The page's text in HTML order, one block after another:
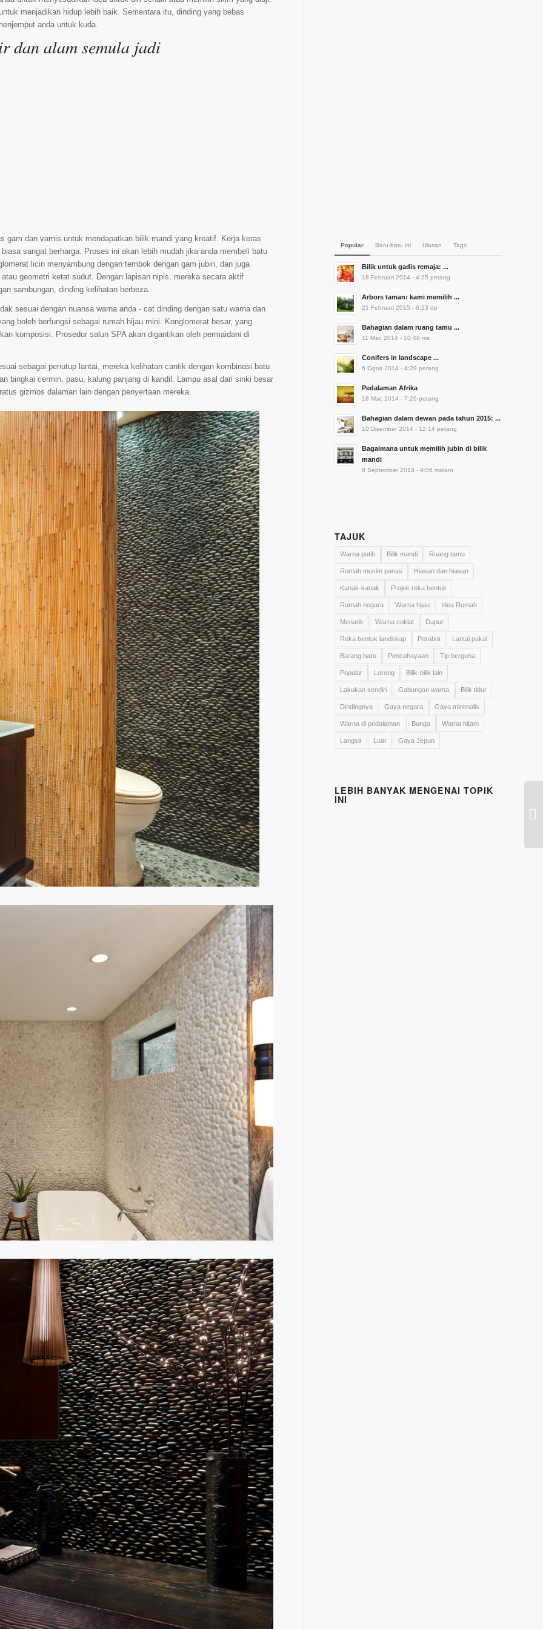
menjadikan hidup lebih baik. Sementara itu, dinding yang bebas
anda untuk kuda.
dan alam semula jadi
dan varnis untuk mendapatkan bilik mandi yang kreatif. Kerja keras
sangat berharga. Proses ini akan lebih mudah jika anda membeli batu
licin menyambung dengan tembok dengan gam jubin, dan juga
geometri ketat sudut. Dengan lapisan nipis, mereka secara aktif
sambungan, dinding kelihatan berbeza.
sesuai dengan nuansa warna anda - cat dinding dengan satu warna dan
boleh berfungsi sebagai rumah hijau mini. Konglomerat besar, yang
komposisi. Prosedur salun SPA akan digantikan oleh permaidani di
sebagai penutup lantai, mereka kelihatan cantik dengan kombinasi batu
bingkai cermin, pasu, kalung panjang di kandil. Lampu asal dari sinki besar
gizmos dalaman lain dengan penyertaan mereka.
Popular Baru-baru ini Ulasan Tags
Bilik untuk gadis remaja: ...
18 Februari 2014 - 4:25 petang
Arbors taman: kami memilih ...
21 Februari 2015 - 6:23 dp
Bahagian dalam ruang tamu ...
11 Mac 2014 - 10:48 ms
Conifers in landscape ...
6 Ogos 2014 - 4:29 petang
Pedalaman Afrika
18 Mac 2014 - 7:26 petang
Bahagian dalam dewan pada tahun 2015: ...
10 Disember 2014 - 12:14 petang
Bagaimana untuk memilih jubin di bilik
mandi
8 September 2013 - 9:06 malam
TAJUK
Warna putih Bilik mandi Ruang tamu
Rumah musim panas Hiasan dan hiasan
Kanak-kanak Projek reka bentuk
Rumah negara Warna hijau Idea Rumah
Menarik Warna coklat Dapur
Reka bentuk landskap Perabot Lantai pukal
Barang baru Pencahayaan Tip berguna
Popular Lorong Bilik-bilik lain
Lakukan sendiri Gabungan warna Bilik tidur
Dindingnya Gaya negara Gaya minimalis
Warna di pedalaman Bunga Warna hitam
Langsir Luar Gaya Jepun
LEBIH BANYAK MENGENAI TOPIK
INI